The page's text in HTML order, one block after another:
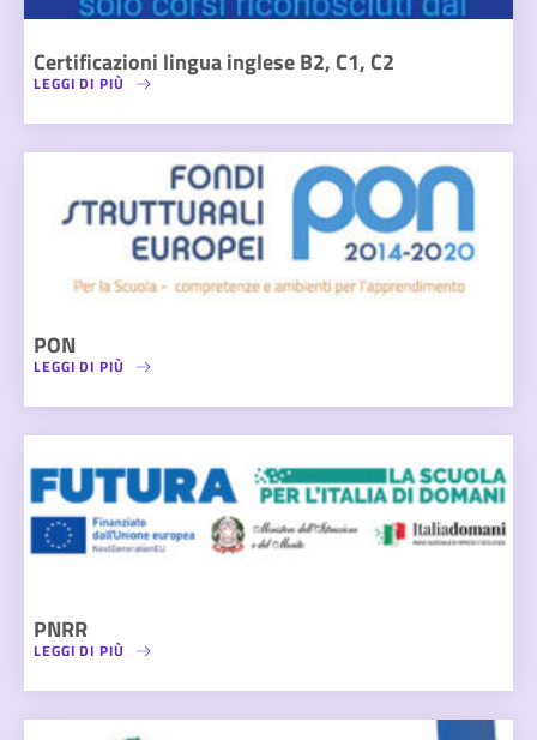
Certificazioni lingua inglese B2, C1, C2
LEGGI DI PIÙ
PON
LEGGI DI PIÙ
PNRR
LEGGI DI PIÙ